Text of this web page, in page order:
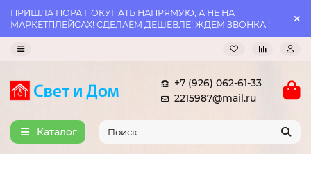
ПРИШЛА ПОРА ПОКУПАТЬ НАПРЯМУЮ, А НЕ НА
МАРКЕТПЛЕЙСАХ! СДЕЛАЕМ ДЕШЕВЛЕ! ЖДЕМ ЗВОНКА !
+7 (926) 062-61-33
2215987@mail.ru
Каталог